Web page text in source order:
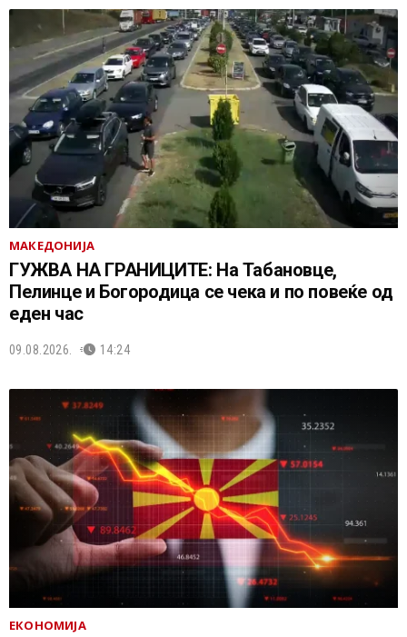
МАКЕДОНИЈА
ГУЖВА НА ГРАНИЦИТЕ: На Табановце,
Пелинце и Богородица се чека и по повеќе од
еден час
09.08.2026. 14:24
ЕКОНОМИЈА